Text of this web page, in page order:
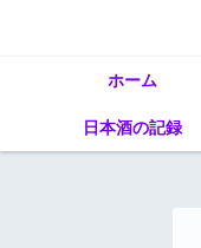
ホーム
日本酒の記録